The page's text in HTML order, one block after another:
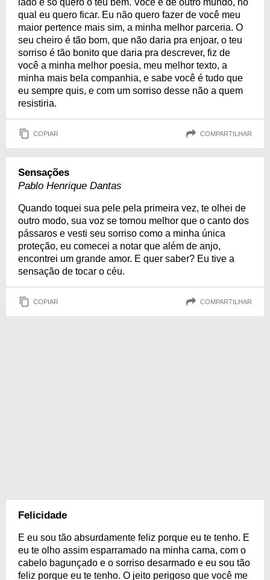
lado e só quero o teu bem. Você é de outro mundo, no
qual eu quero ficar. Eu não quero fazer de você meu
maior pertence mais sim, a minha melhor parceria. O
seu cheiro é tão bom, que não daria pra enjoar, o teu
sorriso é tão bonito que daria pra descrever, fiz de
você a minha melhor poesia, meu melhor texto, a
minha mais bela companhia, e sabe você é tudo que
eu sempre quis, e com um sorriso desse não a quem
resistiria.
COPIAR COMPARTILHAR
Sensações
Pablo Henrique Dantas
Quando toquei sua pele pela primeira vez, te olhei de
outro modo, sua voz se tornou melhor que o canto dos
pássaros e vesti seu sorriso como a minha única
proteção, eu comecei a notar que além de anjo,
encontrei um grande amor. E quer saber? Eu tive a
sensação de tocar o céu.
COPIAR COMPARTILHAR
Felicidade
E eu sou tão absurdamente feliz porque eu te tenho. E
eu te olho assim esparramado na minha cama, com o
cabelo bagunçado e o sorriso desarmado e eu sou tão
feliz porque eu te tenho. O jeito perigoso que você me